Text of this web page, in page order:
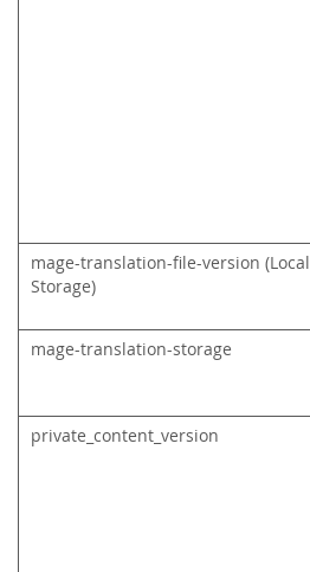
mage-translation-file-version (Local
Storage)
mage-translation-storage
private_content_version